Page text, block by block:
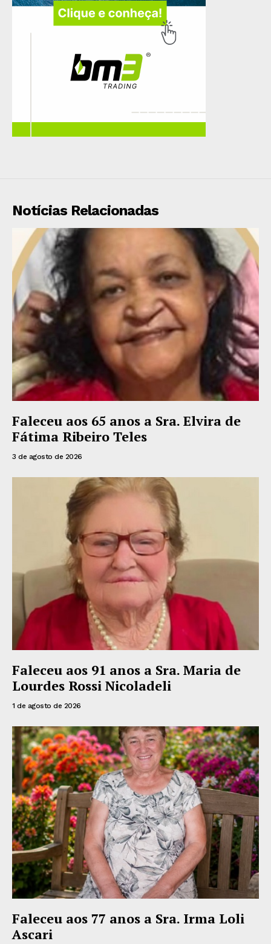
Notícias Relacionadas
Faleceu aos 65 anos a Sra. Elvira de
Fátima Ribeiro Teles
3 de agosto de 2026
Faleceu aos 91 anos a Sra. Maria de
Lourdes Rossi Nicoladeli
1 de agosto de 2026
Faleceu aos 77 anos a Sra. Irma Loli
Ascari